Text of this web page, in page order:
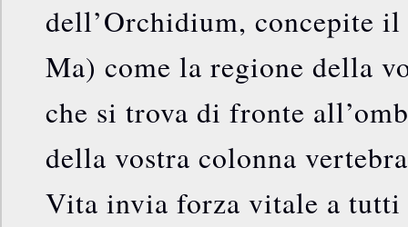
dell’Orchidium, concepite
Ma) come la regione della
che si trova di fronte
della vostra colonna
Vita invia forza vitale a